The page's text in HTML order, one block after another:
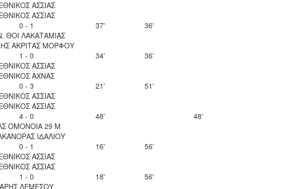
ΑΣΣΙΑΣ
ΑΣΣΙΑΣ
0 - 1
ΘΟΙ ΛΑΚΑΤΑΜΙΑΣ
37'
36'
ΑΚΡΙΤΑΣ ΜΟΡΦΟΥ
1 - 0
ΑΣΣΙΑΣ
34'
36'
ΑΧΝΑΣ
0 - 3
ΑΣΣΙΑΣ
21'
51'
ΑΣΣΙΑΣ
4 - 0
ΟΜΟΝΟΙΑ 29 Μ
48' 48'
ΙΔΑΛΙΟΥ
0 - 1
ΑΣΣΙΑΣ
16'
56'
ΑΣΣΙΑΣ
1 - 0
ΑΡΗΣ ΛΕΜΕΣΟΥ
18'
56'